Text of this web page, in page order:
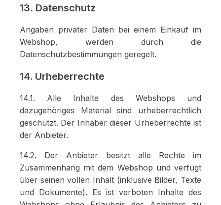
13. Datenschutz
Angaben privater Daten bei einem Einkauf im
Webshop, werden durch die
Datenschutzbestimmungen geregelt.
14. Urheberrechte
14.1. Alle Inhalte des Webshops und
dazugehöriges Material sind urheberrechtlich
geschützt. Der Inhaber dieser Urheberrechte ist
der Anbieter.
14.2. Der Anbieter besitzt alle Rechte im
Zusammenhang mit dem Webshop und verfügt
über seinen vollen Inhalt (inklusive Bilder, Texte
und Dokumente). Es ist verboten Inhalte des